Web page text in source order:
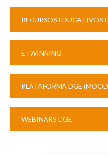
RECURSOS EDUCATIVOS
ETWINNING
PLATAFORMA DGE
WEBINARS DGE